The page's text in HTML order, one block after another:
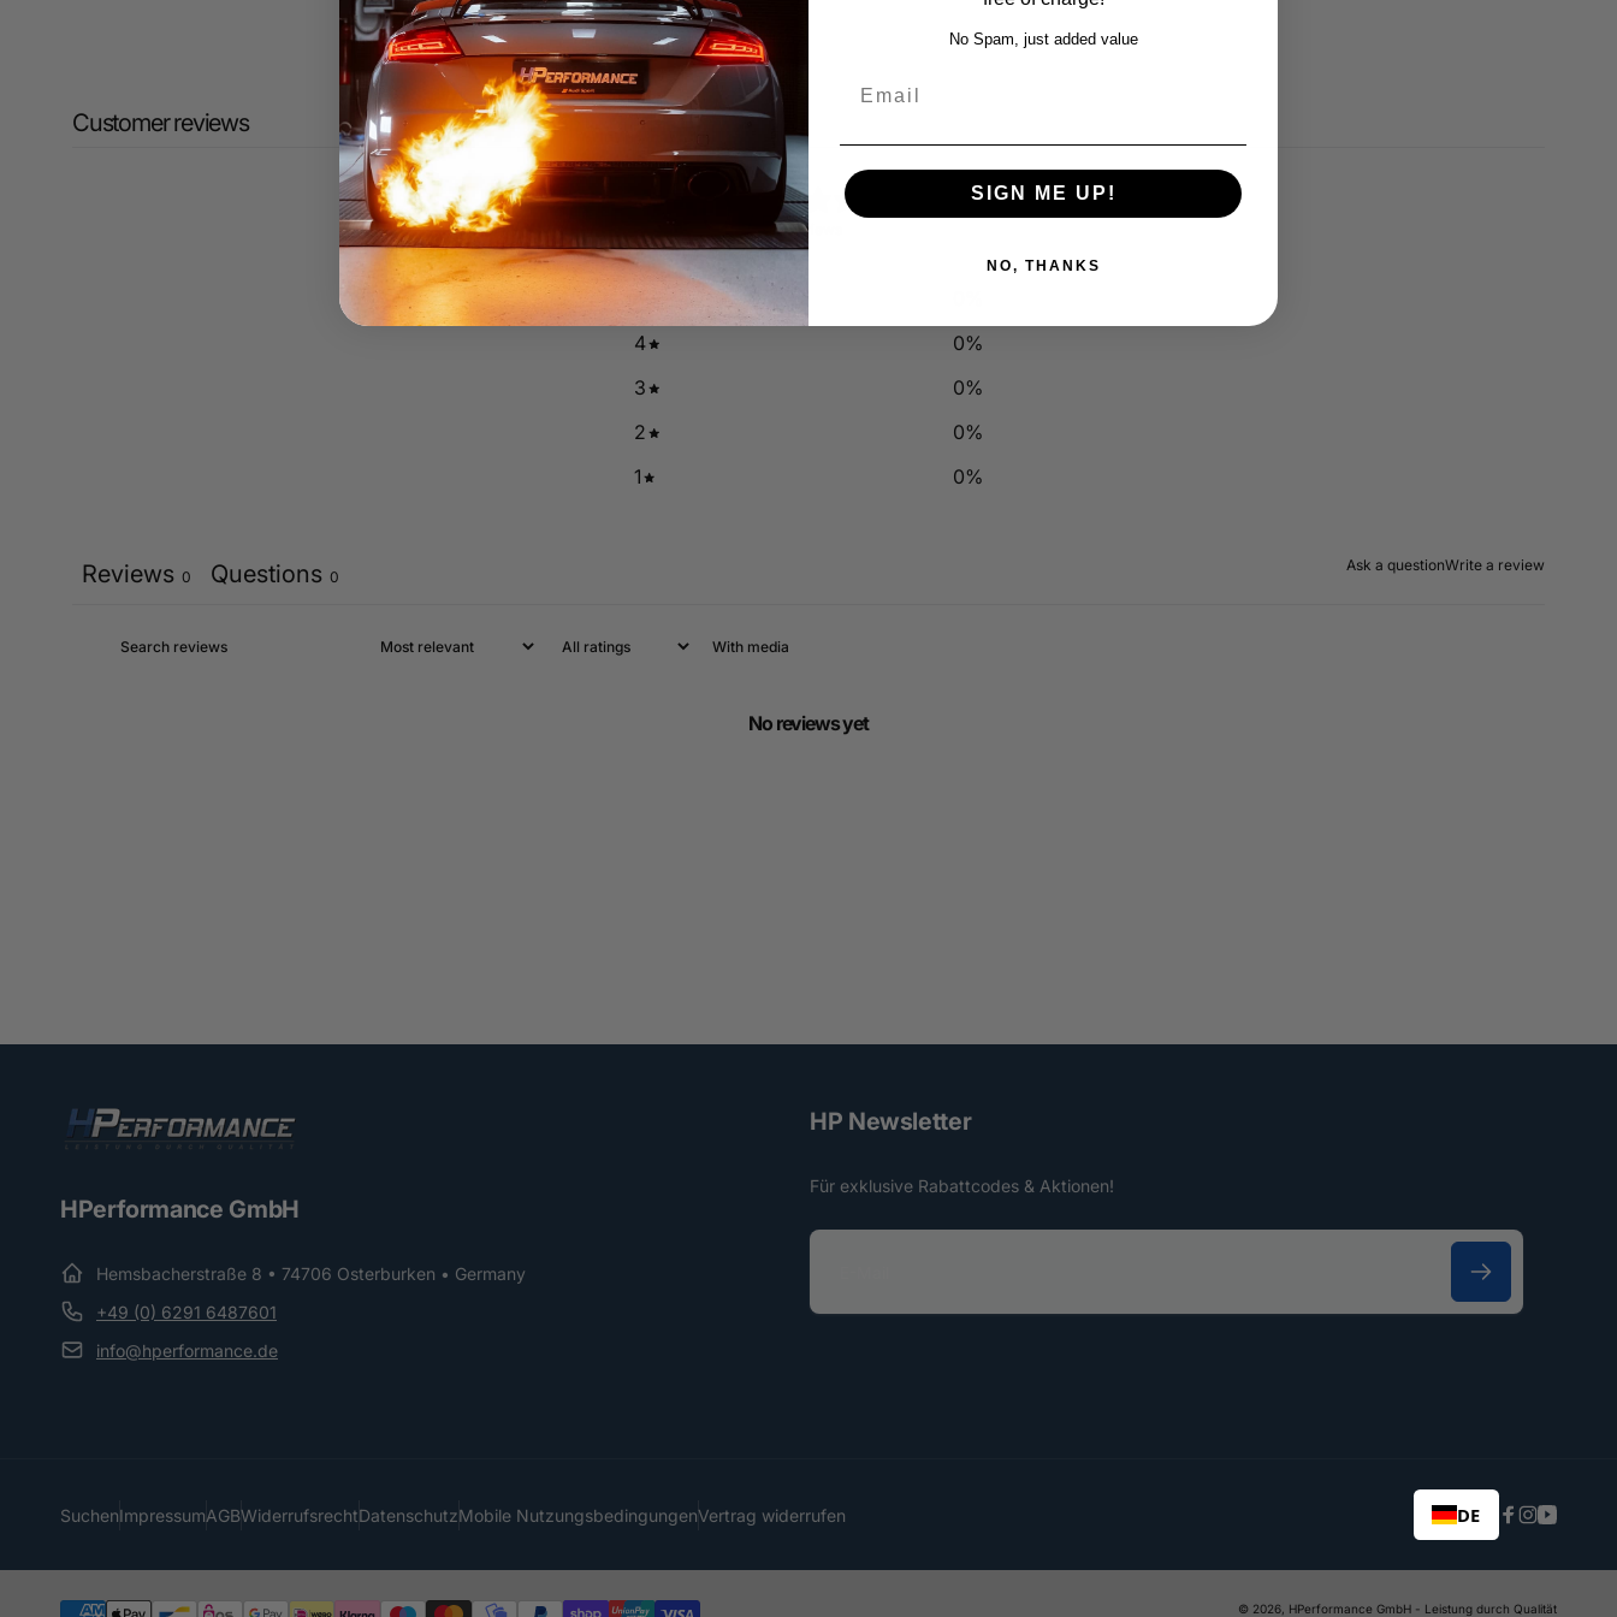
Customer reviews
0 0 reviews
5
4
0%
3
0%
2
0%
1
0%
Ask a questionWrite a review
Reviews 0 Questions 0
With media
No reviews yet
HPerformance GmbH
Hemsbacherstraße 8 • 74706 Osterburken • Germany
+49 (0) 6291 6487601
info@hperformance.de
HP Newsletter
Für exklusive Rabattcodes & Aktionen!
E
SuchenImpressumAGBWiderrufsrechtDatenschutzMobile NutzungsbedingungenVertrag widerrufen DE
Facebook
Instagram
© 2026, HPerformance GmbH - Leistung durch Qualität
No Spam, just added value
SIGN ME UP!
NO, THANKS